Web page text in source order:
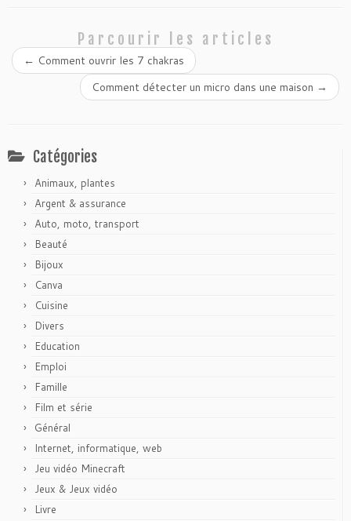
Parcourir les articles
← Comment ouvrir les 7 chakras
Comment détecter un micro dans une maison →
Catégories
Animaux, plantes
Argent & assurance
Auto, moto, transport
Beauté
Bijoux
Canva
Cuisine
Divers
Education
Emploi
Famille
Film et série
Général
Internet, informatique, web
Jeu vidéo Minecraft
Jeux & Jeux vidéo
Livre